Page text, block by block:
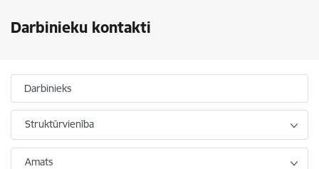
Darbinieku kontakti
Darbinieks
Struktūrvienība
Amats